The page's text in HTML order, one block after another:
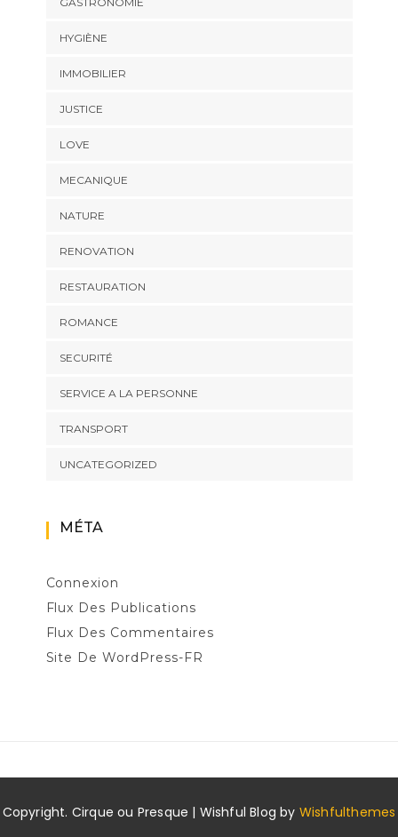
HYGIÈNE
IMMOBILIER
JUSTICE
LOVE
MECANIQUE
NATURE
RENOVATION
RESTAURATION
ROMANCE
SECURITÉ
SERVICE A LA PERSONNE
TRANSPORT
UNCATEGORIZED
MÉTA
Connexion
Flux Des Publications
Flux Des Commentaires
Site De WordPress-FR
Copyright. Cirque ou Presque | Wishful Blog by Wishfulthemes